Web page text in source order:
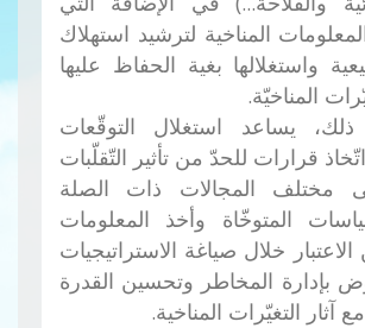
المناخية لترشيد استهلاك
واستغلالها بغية الحفاظ عليها
المناخيّة.
يساعد استغلال التوقّعات
قرارات للحدّ من تأثير التّقلّبات
مختلف المجالات ذات الصلة
المتوخّاة وأخذ المعلومات
الاعتبار خلال صياغة الاستراتيجيات
بإدارة المخاطر وتحسين القدرة
آثار التغيّرات المناخية.